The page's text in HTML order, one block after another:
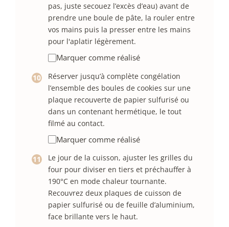
pas, juste secouez l’excès d’eau) avant de
prendre une boule de pâte, la rouler entre
vos mains puis la presser entre les mains
pour l'aplatir légèrement.
Marquer comme réalisé
Réserver jusqu’à complète congélation
l’ensemble des boules de cookies sur une
plaque recouverte de papier sulfurisé ou
dans un contenant hermétique, le tout
filmé au contact.
Marquer comme réalisé
Le jour de la cuisson, ajuster les grilles du
four pour diviser en tiers et préchauffer à
190°C en mode chaleur tournante.
Recouvrez deux plaques de cuisson de
papier sulfurisé ou de feuille d’aluminium,
face brillante vers le haut.